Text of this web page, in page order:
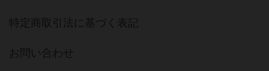
特定商取引法に基づく表記
お問い合わせ